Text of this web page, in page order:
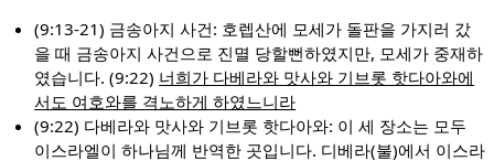
(9:13-21) 금송아지 사건: 호렙산에 모세가 돌판을 가지러 갔
을 때 금송아지 사건으로 진멸 당할뻔하였지만, 모세가 중재하
였습니다. (9:22) 너희가 다베라와 맛사와 기브롯 핫다아와에
서도 여호와를 격노하게 하였느니라
(9:22) 다베라와 맛사와 기브롯 핫다아와: 이 세 장소는 모두
이스라엘이 하나님께 반역한 곳입니다. 디베라(불)에서 이스라